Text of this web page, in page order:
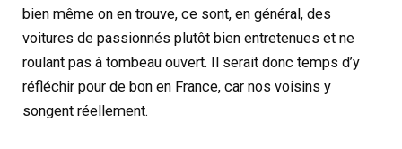
bien même on en trouve, ce sont, en général, des
voitures de passionnés plutôt bien entretenues et ne
roulant pas à tombeau ouvert. Il serait donc temps d’y
réfléchir pour de bon en France, car nos voisins y
songent réellement.